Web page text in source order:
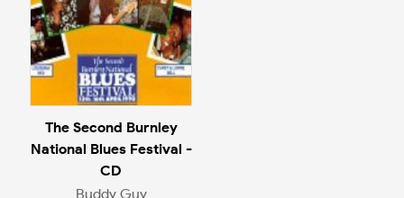
The Second Burnley
National Blues Festival -
CD
Buddy Guy